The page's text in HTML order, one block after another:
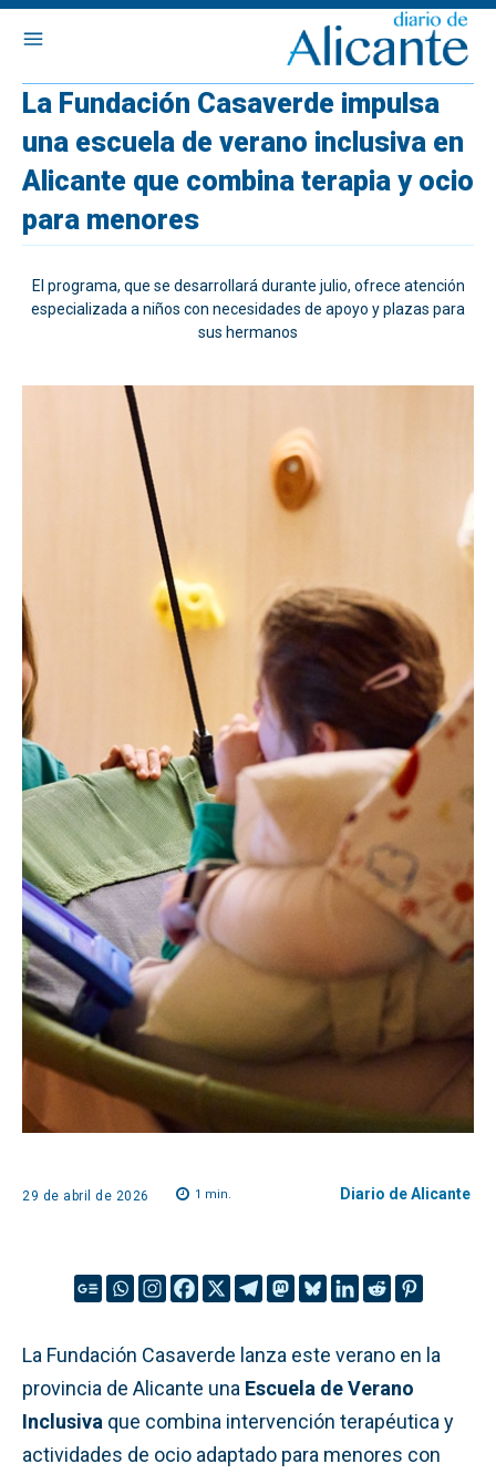
La Fundación Casaverde impulsa
una escuela de verano inclusiva en
Alicante que combina terapia y ocio
para menores
El programa, que se desarrollará durante julio, ofrece atención
especializada a niños con necesidades de apoyo y plazas para
sus hermanos
29 de abril de 2026 1 min. Diario de Alicante
La Fundación Casaverde lanza este verano en la
provincia de Alicante una Escuela de Verano
Inclusiva que combina intervención terapéutica y
actividades de ocio adaptado para menores con